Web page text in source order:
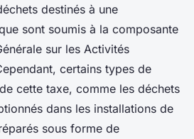
destinés à une
sont soumis à la composante
sur les Activités
certains types de
cette taxe, comme les déchets
dans les installations de
sous forme de